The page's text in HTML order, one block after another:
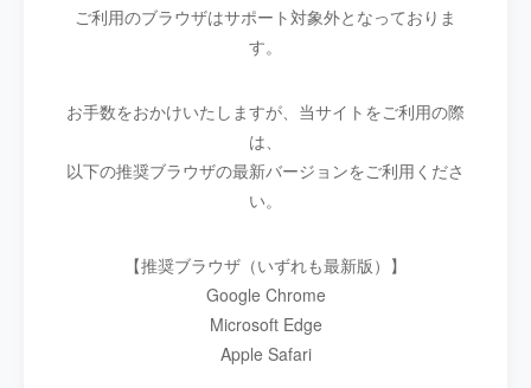
ご利用のブラウザはサポート対象外となっておりま
す。
お手数をおかけいたしますが、当サイトをご利用の際
は、
以下の推奨ブラウザの最新バージョンをご利用くださ
い。
【推奨ブラウザ（いずれも最新版）】
Google Chrome
Microsoft Edge
Apple Safari